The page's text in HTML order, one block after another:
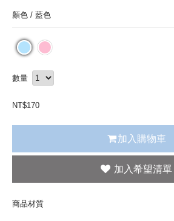
顏色 / 藍色
數量
NT$170
加入購物車
商品材質